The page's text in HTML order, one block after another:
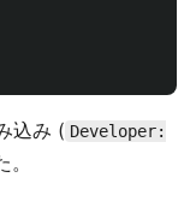
込み ( Developer: